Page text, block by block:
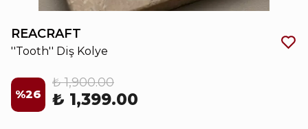
REACRAFT
''Tooth'' Diş Kolye
%26
₺ 1,900.00
₺ 1,399.00